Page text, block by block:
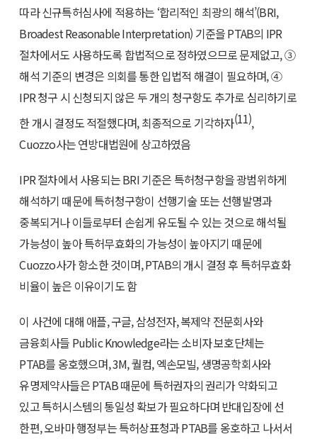
따라 신규특허심사에 적용하는 ‘합리적인 최광의 해석’(BRI,
Broadest Reasonable Interpretation) 기준을 PTAB의 IPR
절차에서도 사용하도록 합법적으로 정하였으므로 문제없고, ③
해석 기준의 변경은 의회를 통한 입법적 해결이 필요하며, ④
IPR 청구 시 신청되지 않은 두 개의 청구항도 추가로 심리하기로
한 개시 결정도 적절했다며, 최종적으로 기각하자(11),
Cuozzo사는 연방대법원에 상고하였음
IPR 절차에서 사용되는 BRI 기준은 특허청구항을 광범위하게
해석하기 때문에 특허청구항이 선행기술 또는 선행발명과
중복되거나 이들로부터 손쉽게 유도될 수 있는 것으로 해석될
가능성이 높아 특허무효화의 가능성이 높아지기 때문에
Cuozzo사가 항소한 것이며, PTAB의 개시 결정 후 특허무효화
비율이 높은 이유이기도 함
이 사건에 대해 애플, 구글, 삼성전자, 복제약 전문회사와
금융회사들 Public Knowledge라는 소비자 보호단체는
PTAB를 옹호했으며, 3M, 퀄컴, 엑손모빌, 생명공학회사와
유명제약사들은 PTAB 때문에 특허권자의 권리가 약화되고
있고 특허시스템의 통일성 확보가 필요하다며 반대입장에 선
한편, 오바마 행정부는 특허상표청과 PTAB를 옹호하고 나서서